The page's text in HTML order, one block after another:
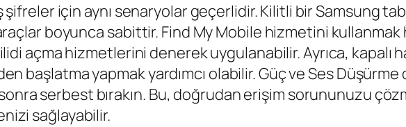
için aynı senaryolar geçerlidir. Kilitli bir Samsung
boyunca sabittir. Find My Mobile hizmetini kullanmak
açma hizmetlerini denerek uygulanabilir. Ayrıca, kapalı
başlatma yapmak yardımcı olabilir. Güç ve Ses Düşürme
serbest bırakın. Bu, doğrudan erişim sorununuzu
sağlayabilir.